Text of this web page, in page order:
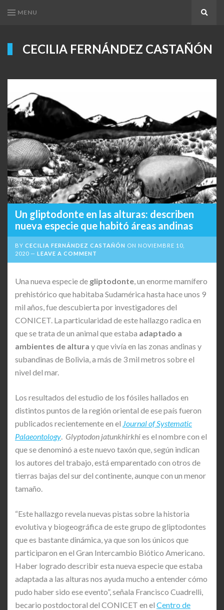
MENU
CECILIA FERNÁNDEZ CASTAÑÓN
Un gliptodonte en las alturas: describen
nueva especie que habitó áreas andinas
BY CECILIA FERNÁNDEZ CASTAÑÓN ON NOVIEMBRE 10,
2020
LEAVE A COMMENT
Una nueva especie de gliptodonte , un enorme mamífero
prehistórico que habitaba Sudamérica hasta hace unos 9
mil años, fue descubierta por investigadores del
CONICET. La particularidad de este hallazgo radica en
que se trata de un animal que estaba adaptado a
ambientes de altura y que vivía en las zonas andinas y
subandinas de Bolivia, a más de 3 mil metros sobre el
nivel del mar.
Los resultados del estudio de los fósiles hallados en
distintos puntos de la región oriental de ese país fueron
publicados recientemente en el Journal of Systematic
Palaeontology Glyptodon jatunkhirkhies el nombre con el
que se denominó a este nuevo taxón que, según indican
los autores del trabajo, está emparentado con otros de
tierras bajas del sur del continente, aunque con un menor
tamaño.
“Este hallazgo revela nuevas pistas sobre la historia
evolutiva y biogeográfica de este grupo de gliptodontes
que es bastante dinámica, ya que son los únicos que
participaron en el Gran Intercambio Biótico Americano.
Haber logrado describir esta nueva especie que estaba
adaptada a las alturas nos ayuda mucho a entender cómo
pudo haber sido ese evento”, señala Francisco Cuadrelli,
becario postdoctoral del CONICET en el Centro de